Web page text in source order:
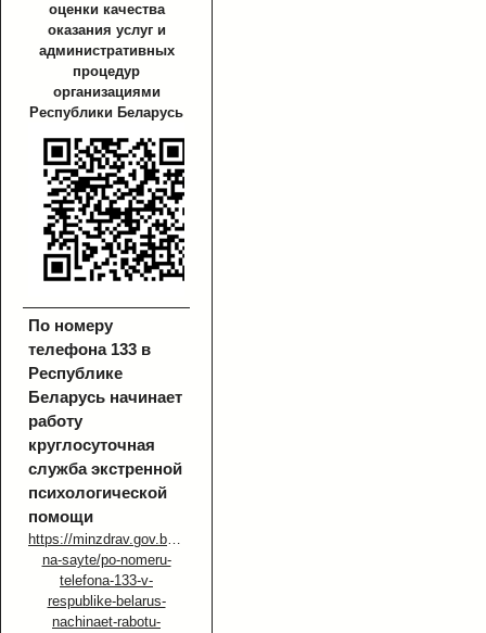
оценки качества
оказания услуг и
административных
процедур
организациями
Республики Беларусь
По номеру
телефона 133 в
Республике
Беларусь начинает
работу
круглосуточная
служба экстренной
психологической
помощи
https://minzdrav.gov.by/ru/novoe-
na-sayte/po-nomeru-
telefona-133-v-
respublike-belarus-
nachinaet-rabotu-